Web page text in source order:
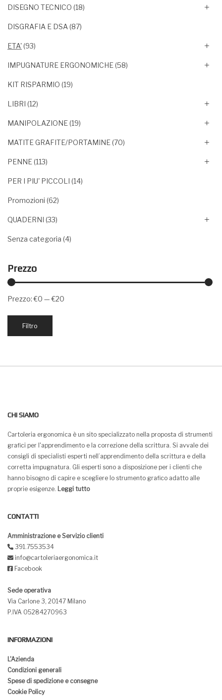
DISEGNO TECNICO (18)
DISGRAFIA E DSA (87)
ETA'(93)
IMPUGNATURE ERGONOMICHE(58)
KIT RISPARMIO (19)
LIBRI (12)
MANIPOLAZIONE(19)
MATITE GRAFITE/PORTAMINE(70)
PENNE(113)
PER I PIU' PICCOLI (14)
Promozioni (62)
QUADERNI (33)
Senza categoria (4)
Prezzo
Filtro
Prezzo:€0 —€20
CHI SIAMO
Cartoleria ergonomica è un sito specializzato nella proposta di strumenti
grafici per l'apprendimento e la correzione della scrittura. Si avvale dei
consigli di specialisti esperti nell’apprendimento della scrittura e della
corretta impugnatura. Gli esperti sono a disposizione per i clienti che
hanno bisogno di capire e scegliere lo strumento grafico adatto alle
proprie esigenze. Leggi tutto
CONTATTI
Amministrazione e Servizio clienti
391.7553534
info@cartoleriaergonomica.it
Facebook
Sede operativa
Via Carlone 3, 20147 Milano
P.IVA 05284270963
INFORMAZIONI
L'Azienda
Condizioni generali
Spese di spedizione e consegne
Cookie Policy